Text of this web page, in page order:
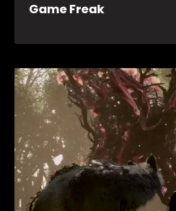
Game Freak